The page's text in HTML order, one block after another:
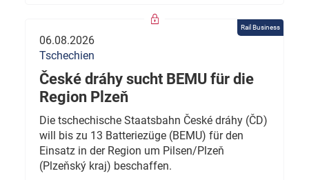
Rail Business
06.08.2026
Tschechien
České dráhy sucht BEMU für die
Region Plzeň
Die tschechische Staatsbahn České dráhy (ČD)
will bis zu 13 Batteriezüge (BEMU) für den
Einsatz in der Region um Pilsen/Plzeň
(Plzeňský kraj) beschaffen.